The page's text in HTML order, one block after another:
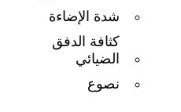
شدة الإضاءة
كثافة الدفق
الضيائي
نصوع